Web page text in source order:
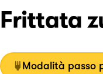
Frittata
Modalità passo